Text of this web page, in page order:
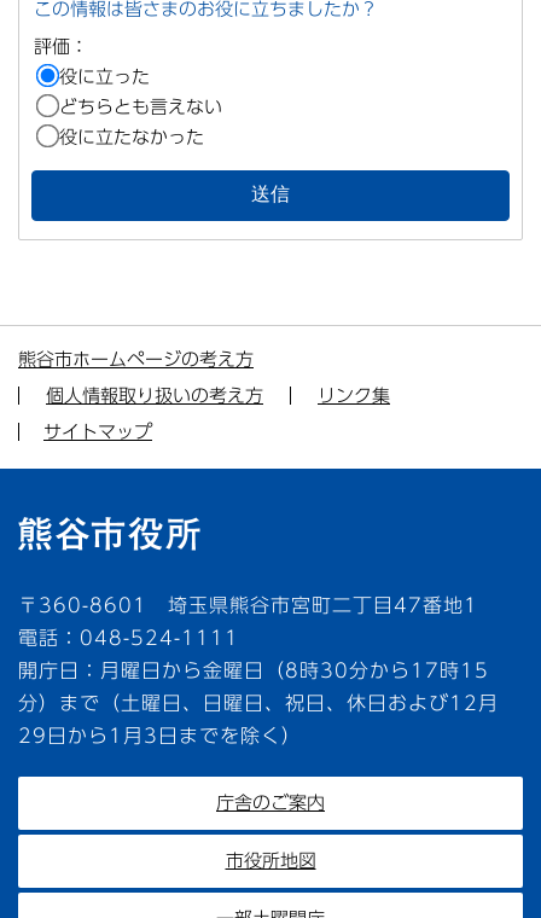
この情報は皆さまのお役に立ちましたか？
評価：
役に立った
どちらとも言えない
役に立たなかった
熊谷市ホームページの考え方
個人情報取り扱いの考え方
リンク集
サイトマップ
〒360-8601 埼玉県熊谷市宮町二丁目47番地1
電話：048-524-1111
開庁日：月曜日から金曜日（8時30分から17時15
分）まで（土曜日、日曜日、祝日、休日および12月
29日から1月3日までを除く）
庁舎のご案内
市役所地図